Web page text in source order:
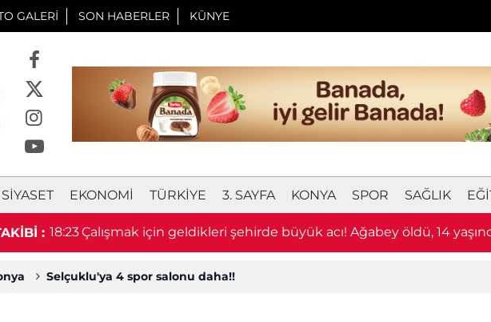
GALERİ SON HABERLER KÜNYE
SIYASET EKONOMI TÜRKIYE 3. SAYFA KONYA SPOR SAĞLIK
: 18:23Çalışmak için geldikleri şehirde büyük acı! Ağabey öldü, 14
durumu ağır
Selçuklu'ya 4 spor salonu daha!!